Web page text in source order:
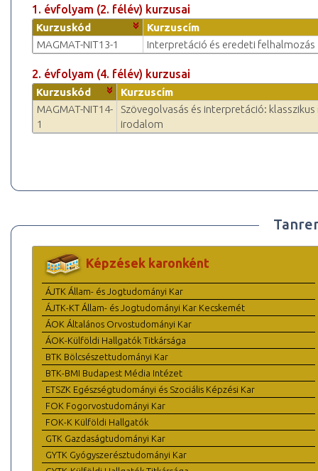
1. évfolyam (2. félév) kurzusai
Kurzuskód
Kurzuscím
MAGMAT-NIT13-1
Interpretáció és eredeti felhalmozás
2. évfolyam (4. félév) kurzusai
Kurzuskód
Kurzuscím
MAGMAT-NIT14-
1
Szövegolvasás és interpretáció: klasszikus
irodalom
Képzések karonként
ÁJTK Állam- és Jogtudományi Kar
ÁJTK-KT Állam- és Jogtudományi Kar Kecskemét
ÁOK Általános Orvostudományi Kar
ÁOK-Külföldi Hallgatók Titkársága
BTK Bölcsészettudományi Kar
BTK-BMI Budapest Média Intézet
ETSZK Egészségtudományi és Szociális Képzési Kar
FOK Fogorvostudományi Kar
FOK-K Külföldi Hallgatók
GTK Gazdaságtudományi Kar
GYTK Gyógyszerésztudományi Kar